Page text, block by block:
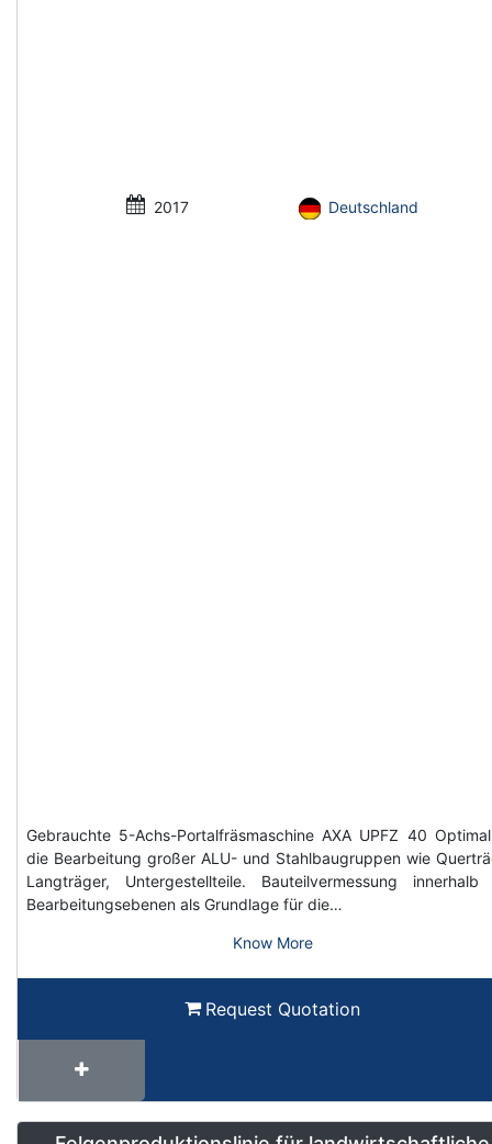
2017 Deutschland
Gebrauchte 5-Achs-Portalfräsmaschine AXA UPFZ 40
die Bearbeitung großer ALU- und Stahlbaugruppen wie
Langträger, Untergestellteile. Bauteilvermessung innerhalb
Bearbeitungsebenen als Grundlage für die…
Know More
Request Quotation